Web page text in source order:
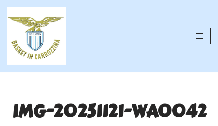
contenuto
IMG-20251121-WA0042